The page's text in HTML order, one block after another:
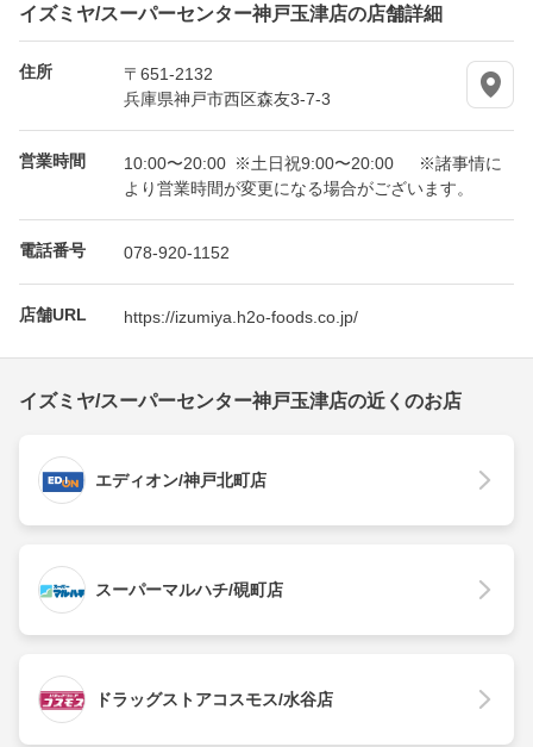
イズミヤ/スーパーセンター神戸玉津店の店舗詳細
住所
〒651-2132
兵庫県神戸市西区森友3-7-3
営業時間
10:00〜20:00 ※土日祝9:00〜20:00 ※諸事情に
より営業時間が変更になる場合がございます。
電話番号 078-920-1152
店舗URL https://izumiya.h2o-foods.co.jp/
イズミヤ/スーパーセンター神戸玉津店の近くのお店
エディオン/神戸北町店
スーパーマルハチ/硯町店
ドラッグストアコスモス/水谷店